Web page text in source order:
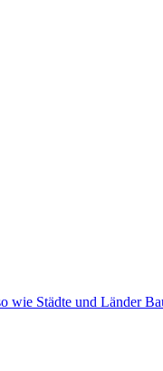
wie Städte und Länder